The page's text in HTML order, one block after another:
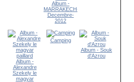
Album -
MARRAKECH-
Decembre-
2012
Album -
Alexandre
Szekely le
magyar
Camping
Album - Souk
d'Azrou